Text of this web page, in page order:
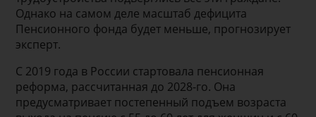
Однако на самом деле масштаб дефицита
Пенсионного фонда будет меньше, прогнозирует
эксперт.
С 2019 года в России стартовала пенсионная
реформа, рассчитанная до 2028-го. Она
предусматривает постепенный подъем возраста